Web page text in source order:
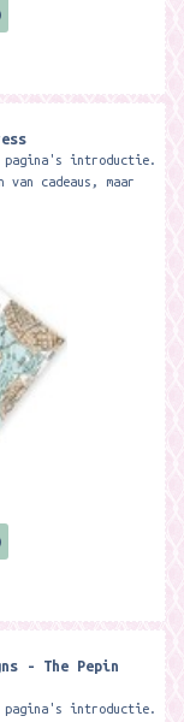
pagina's introductie.
cadeaus, maar
- The Pepin
pagina's introductie.